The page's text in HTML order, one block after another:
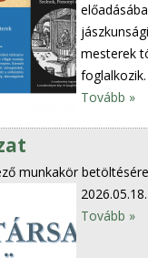
mesterek
foglalkozik.
Tovább »
munkakör betöltésére
2026.05.18.
Tovább »